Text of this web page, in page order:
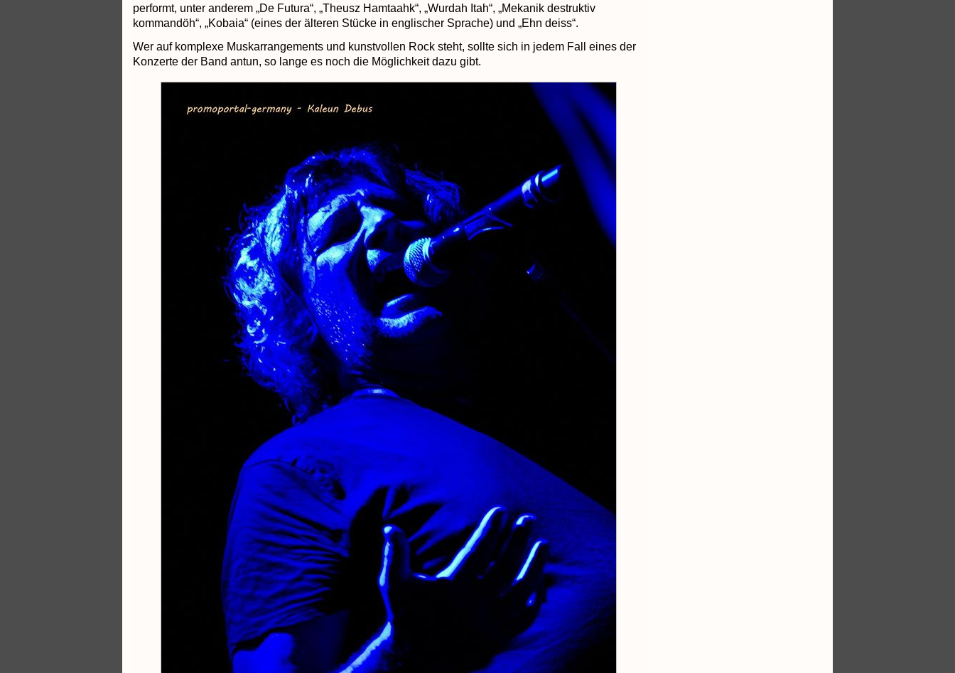
performt, unter anderem „De Futura“, „Theusz Hamtaahk“, „Wurdah Itah“, „Mekanik destruktiv
kommandöh“, „Kobaia“ (eines der älteren Stücke in englischer Sprache) und „Ehn deiss“.
Wer auf komplexe Muskarrangements und kunstvollen Rock steht, sollte sich in jedem Fall eines der
Konzerte der Band antun, so lange es noch die Möglichkeit dazu gibt.